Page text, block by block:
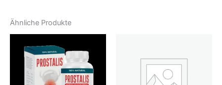
Ähnliche Produkte